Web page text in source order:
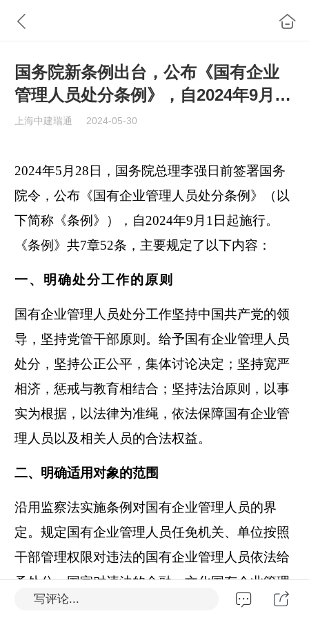
国务院新条例出台，公布《国有企业
管理人员处分条例》，自2024年9月1
日起施行！
上海中建瑞通 2024-05-30
2024年5月28日，国务院总理李强日前签署国务
院令，公布《国有企业管理人员处分条例》（以
下简称《条例》），自2024年9月1日起施行。
《条例》共7章52条，主要规定了以下内容：
一、明确处分工作的原则
国有企业管理人员处分工作坚持中国共产党的领
导，坚持党管干部原则。给予国有企业管理人员
处分，坚持公正公平，集体讨论决定；坚持宽严
相济，惩戒与教育相结合；坚持法治原则，以事
实为根据，以法律为准绳，依法保障国有企业管
理人员以及相关人员的合法权益。
二、明确适用对象的范围
沿用监察法实施条例对国有企业管理人员的界
定。规定国有企业管理人员任免机关、单位按照
干部管理权限对违法的国有企业管理人员依法给
予处分。国家对违法的金融、文化国有企业管理
人员追究责任另有规定的，同时适用。
写评论...